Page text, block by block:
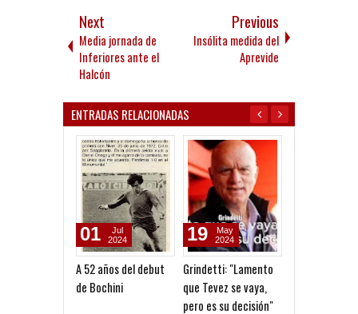
Next
Media jornada de
Inferiores ante el
Halcón
Previous
Insólita medida del
Aprevide
ENTRADAS RELACIONADAS
A 52 años del debut
de Bochini
01
Jul
2024
Grindetti: "Lamento
que Tevez se vaya,
pero es su decisión"
19
May
2024